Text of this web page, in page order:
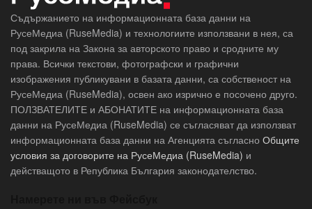
Съдържанието на информационната база данни на
РусеМедиа (RuseMedia) и технологиите използвани в нея, са
под закрила на Закона за авторското право и сродните му
права. Всички текстови, фотографски и графични
изображения публикувани в базата данни, са собственост на
РусеМедиа (RuseMedia), освен ако изрично е посочено друго.
ПОЛЗВАТЕЛИТЕ и АБОНАТИТЕ на информационната база
данни на РусеМедиа (RuseMedia) се съгласяват да използват
информационната база данни на Агенцията съгласно Общите
условия за договорите на РусеМедиа (RuseMedia) и
действащото в Република България законодателство.